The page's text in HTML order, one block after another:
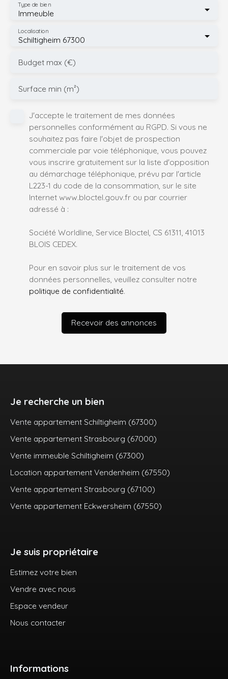
Immeuble
Type de bien
Schiltigheim 67300
Localisation
Budget max (€)
Surface min (m²)
J'accepte le traitement de mes données
personnelles conformément au RGPD. Si vous ne
souhaitez pas faire l'objet de prospection
commerciale par voie téléphonique, vous pouvez
vous inscrire gratuitement sur la liste d'opposition
au démarchage téléphonique, prévu par l'article
L223-1 du code de la consommation, sur le site
Internet www.bloctel.gouv.fr ou par courrier
adressé à :
Société Worldline, Service Bloctel, CS 61311, 41013
BLOIS CEDEX.
Pour en savoir plus sur le traitement de vos
données personnelles, veuillez consulter notre
politique de confidentialité.
Recevoir des annonces
Je recherche un bien
Vente appartement Schiltigheim (67300)
Vente appartement Strasbourg (67000)
Vente immeuble Schiltigheim (67300)
Location appartement Vendenheim (67550)
Vente appartement Strasbourg (67100)
Vente appartement Eckwersheim (67550)
Je suis propriétaire
Estimez votre bien
Vendre avec nous
Espace vendeur
Nous contacter
Informations